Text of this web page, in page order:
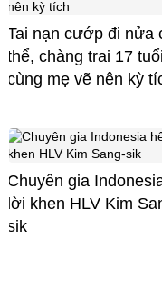
Tai nạn cướp đi nửa
thể, chàng trai 17 tuổi
cùng mẹ vẽ nên kỳ
Chuyên gia
lời khen HLV Kim
sik